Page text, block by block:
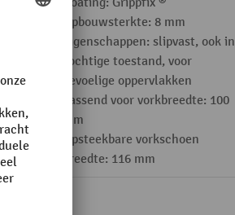
Opbouwsterkte: 8 mm
Eigenschappen: slipvast, ook in
vochtige toestand, voor
gevoelige oppervlakken
passend voor vorkbreedte: 100
mm
Opsteekbare vorkschoen
breedte: 116 mm